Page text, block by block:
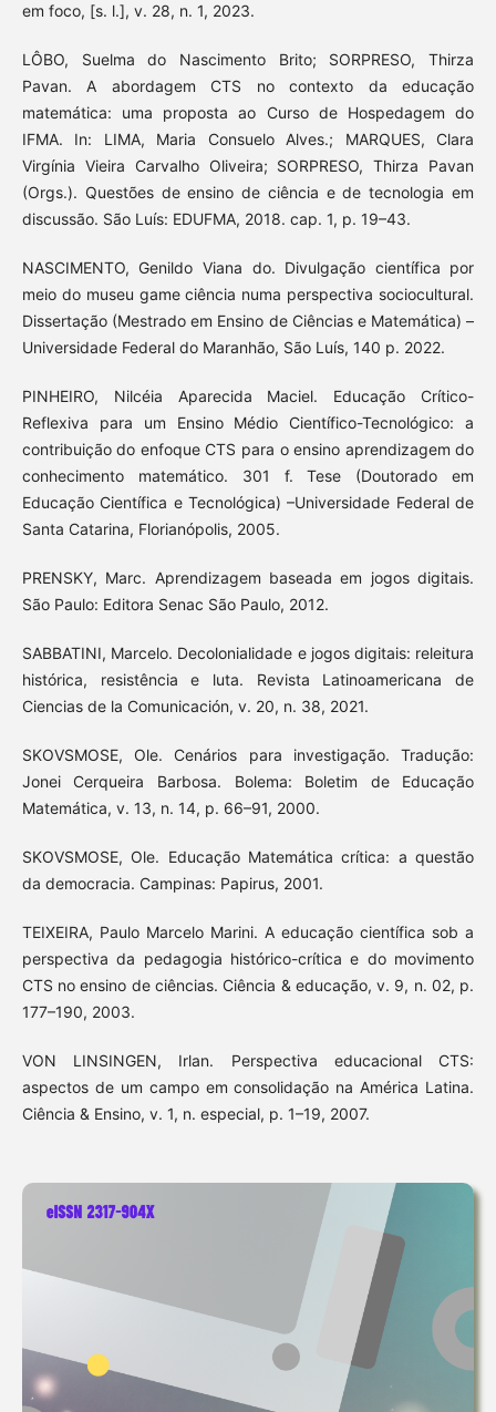
em foco, [s. l.], v. 28, n. 1, 2023.
LÔBO, Suelma do Nascimento Brito; SORPRESO, Thirza
Pavan. A abordagem CTS no contexto da educação
matemática: uma proposta ao Curso de Hospedagem do
IFMA. In: LIMA, Maria Consuelo Alves.; MARQUES, Clara
Virgínia Vieira Carvalho Oliveira; SORPRESO, Thirza Pavan
(Orgs.). Questões de ensino de ciência e de tecnologia em
discussão. São Luís: EDUFMA, 2018. cap. 1, p. 19–43.
NASCIMENTO, Genildo Viana do. Divulgação científica por
meio do museu game ciência numa perspectiva sociocultural.
Dissertação (Mestrado em Ensino de Ciências e Matemática) –
Universidade Federal do Maranhão, São Luís, 140 p. 2022.
PINHEIRO, Nilcéia Aparecida Maciel. Educação Crítico-
Reflexiva para um Ensino Médio Científico-Tecnológico: a
contribuição do enfoque CTS para o ensino aprendizagem do
conhecimento matemático. 301 f. Tese (Doutorado em
Educação Científica e Tecnológica) –Universidade Federal de
Santa Catarina, Florianópolis, 2005.
PRENSKY, Marc. Aprendizagem baseada em jogos digitais.
São Paulo: Editora Senac São Paulo, 2012.
SABBATINI, Marcelo. Decolonialidade e jogos digitais: releitura
histórica, resistência e luta. Revista Latinoamericana de
Ciencias de la Comunicación, v. 20, n. 38, 2021.
SKOVSMOSE, Ole. Cenários para investigação. Tradução:
Jonei Cerqueira Barbosa. Bolema: Boletim de Educação
Matemática, v. 13, n. 14, p. 66–91, 2000.
SKOVSMOSE, Ole. Educação Matemática crítica: a questão
da democracia. Campinas: Papirus, 2001.
TEIXEIRA, Paulo Marcelo Marini. A educação científica sob a
perspectiva da pedagogia histórico-crítica e do movimento
CTS no ensino de ciências. Ciência & educação, v. 9, n. 02, p.
177–190, 2003.
VON LINSINGEN, Irlan. Perspectiva educacional CTS:
aspectos de um campo em consolidação na América Latina.
Ciência & Ensino, v. 1, n. especial, p. 1–19, 2007.